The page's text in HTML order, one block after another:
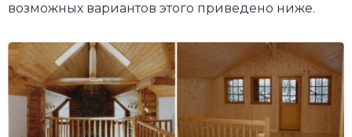
возможных вариантов этого приведено ниже.